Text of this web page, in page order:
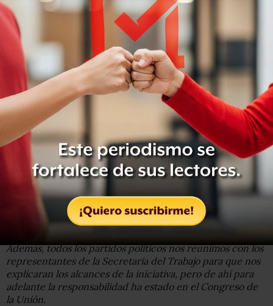
Ya el Senado la aprobó con cambios y seguimos en los
tiempos. La iniciativa es preferente y esa no cambia su
estatus.
Lo que puede cambiar es la irresponsabilidad de algunos
diputados que no quieran cumplir con lo que marca la
constitución.
-¿Se han reunido con funcionarios o asesores de la
Presidencia de la República en estos días para ver lo que
está ocurriendo con la Reforma?-
No.
Nos reunimos con el Ejecutivo cuando se mandó la
iniciativa.
Además, todos los partidos políticos nos reunimos con los
representantes de la Secretaría del Trabajo para que nos
explicaran los alcances de la iniciativa, pero de ahí para
adelante la responsabilidad ha estado en el Congreso de
la Unión.